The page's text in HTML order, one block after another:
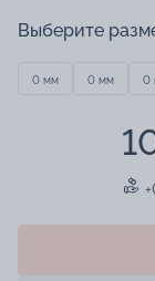
Выберите
0 мм 0 мм 0